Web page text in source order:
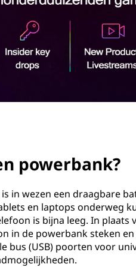
powerbank?
in wezen een draagbare
en laptops onderweg
is bijna leeg. In
in de powerbank steken
bus (USB) poorten voor